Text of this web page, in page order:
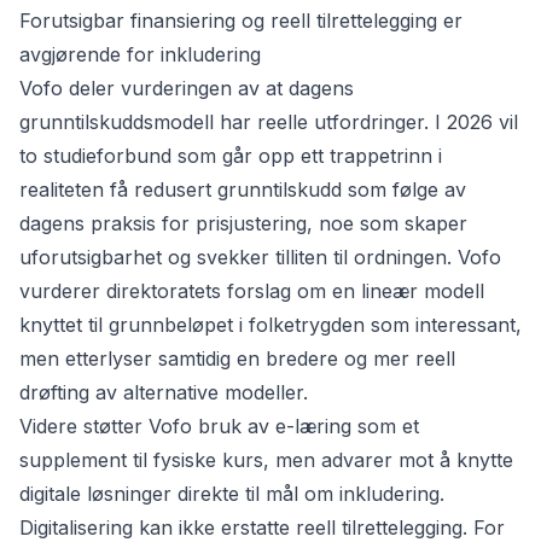
Forutsigbar finansiering og reell tilrettelegging er
avgjørende for inkludering
Vofo deler vurderingen av at dagens
grunntilskuddsmodell har reelle utfordringer. I 2026 vil
to studieforbund som går opp ett trappetrinn i
realiteten få redusert grunntilskudd som følge av
dagens praksis for prisjustering, noe som skaper
uforutsigbarhet og svekker tilliten til ordningen. Vofo
vurderer direktoratets forslag om en lineær modell
knyttet til grunnbeløpet i folketrygden som interessant,
men etterlyser samtidig en bredere og mer reell
drøfting av alternative modeller.
Videre støtter Vofo bruk av e-læring som et
supplement til fysiske kurs, men advarer mot å knytte
digitale løsninger direkte til mål om inkludering.
Digitalisering kan ikke erstatte reell tilrettelegging. For